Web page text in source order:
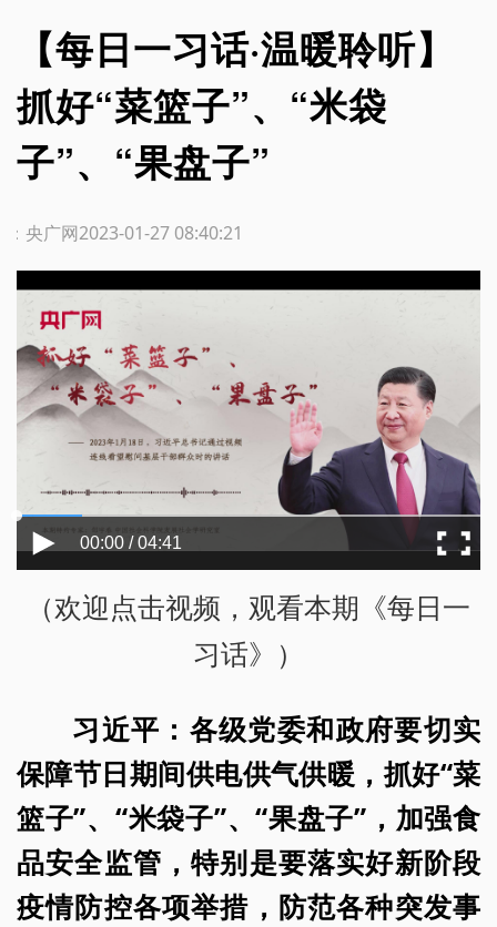
【每日一习话·温暖聆听】
抓好“菜篮子”、“米袋
子”、“果盘子”
2023-01-27 08:40:21
：央广网
00:00 / 04:41
（欢迎点击视频，观看本期《每日一
习话》）
习近平：各级党委和政府要切实
保障节日期间供电供气供暖，抓好“菜
篮子”、“米袋子”、“果盘子”，加强食
品安全监管，特别是要落实好新阶段
疫情防控各项举措，防范各种突发事